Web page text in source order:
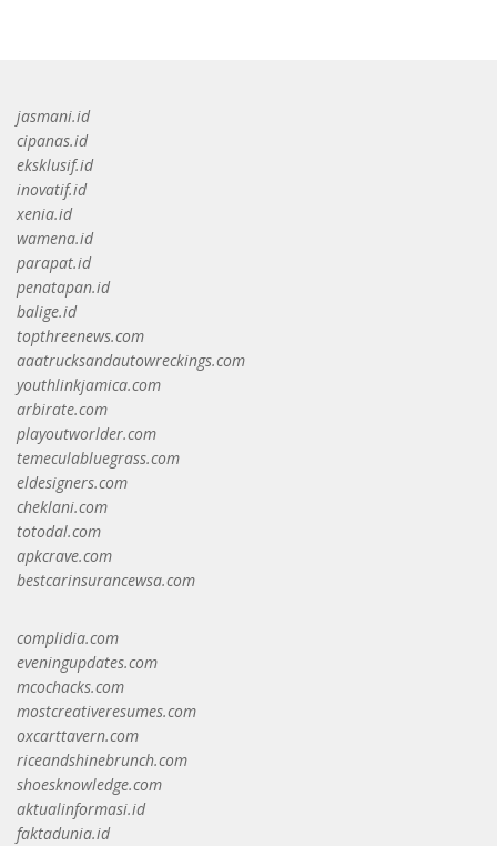
jasmani.id
cipanas.id
eksklusif.id
inovatif.id
xenia.id
wamena.id
parapat.id
penatapan.id
balige.id
topthreenews.com
aaatrucksandautowreckings.com
youthlinkjamica.com
arbirate.com
playoutworlder.com
temeculabluegrass.com
eldesigners.com
cheklani.com
totodal.com
apkcrave.com
bestcarinsurancewsa.com
complidia.com
eveningupdates.com
mcochacks.com
mostcreativeresumes.com
oxcarttavern.com
riceandshinebrunch.com
shoesknowledge.com
aktualinformasi.id
faktadunia.id